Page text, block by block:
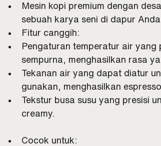
Mesin kopi premium dengan
sebuah karya seni di dapur Anda.
Fitur canggih:
Pengaturan temperatur air yang
sempurna, menghasilkan rasa
Tekanan air yang dapat diatur
gunakan, menghasilkan
Tekstur busa susu yang presisi
creamy.
Cocok untuk: